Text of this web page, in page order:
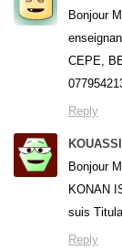
Bonjour
CEPE,
Reply
KOUASSI
Bonjour
KONAN
suis
Reply